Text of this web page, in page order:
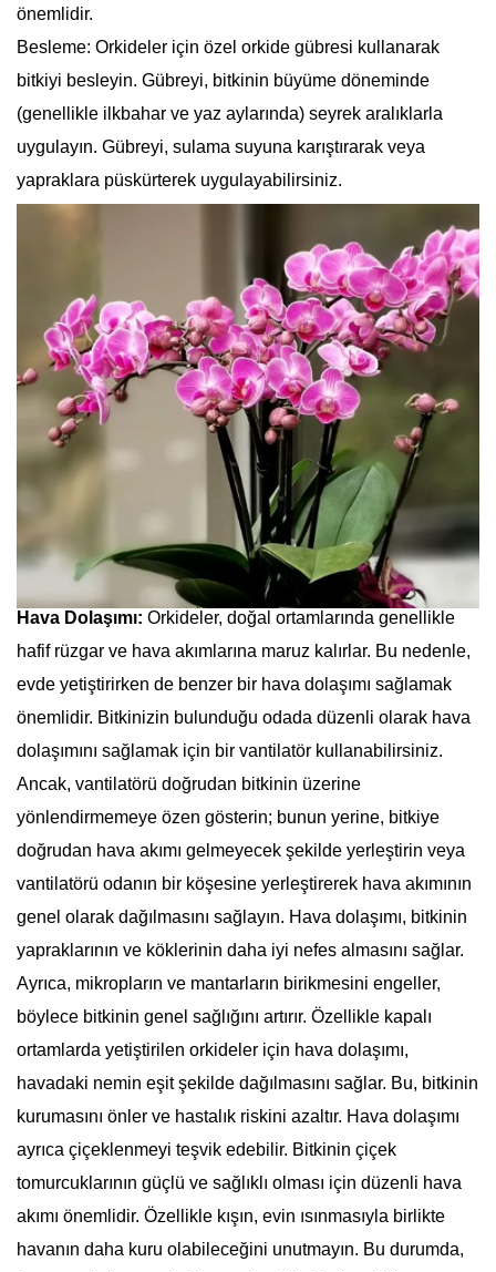
önemlidir.
Besleme: Orkideler için özel orkide gübresi kullanarak
bitkiyi besleyin. Gübreyi, bitkinin büyüme döneminde
(genellikle ilkbahar ve yaz aylarında) seyrek aralıklarla
uygulayın. Gübreyi, sulama suyuna karıştırarak veya
yapraklara püskürterek uygulayabilirsiniz.
Hava Dolaşımı: Orkideler, doğal ortamlarında genellikle
hafif rüzgar ve hava akımlarına maruz kalırlar. Bu nedenle,
evde yetiştirirken de benzer bir hava dolaşımı sağlamak
önemlidir. Bitkinizin bulunduğu odada düzenli olarak hava
dolaşımını sağlamak için bir vantilatör kullanabilirsiniz.
Ancak, vantilatörü doğrudan bitkinin üzerine
yönlendirmemeye özen gösterin; bunun yerine, bitkiye
doğrudan hava akımı gelmeyecek şekilde yerleştirin veya
vantilatörü odanın bir köşesine yerleştirerek hava akımının
genel olarak dağılmasını sağlayın. Hava dolaşımı, bitkinin
yapraklarının ve köklerinin daha iyi nefes almasını sağlar.
Ayrıca, mikropların ve mantarların birikmesini engeller,
böylece bitkinin genel sağlığını artırır. Özellikle kapalı
ortamlarda yetiştirilen orkideler için hava dolaşımı,
havadaki nemin eşit şekilde dağılmasını sağlar. Bu, bitkinin
kurumasını önler ve hastalık riskini azaltır. Hava dolaşımı
ayrıca çiçeklenmeyi teşvik edebilir. Bitkinin çiçek
tomurcuklarının güçlü ve sağlıklı olması için düzenli hava
akımı önemlidir. Özellikle kışın, evin ısınmasıyla birlikte
havanın daha kuru olabileceğini unutmayın. Bu durumda,